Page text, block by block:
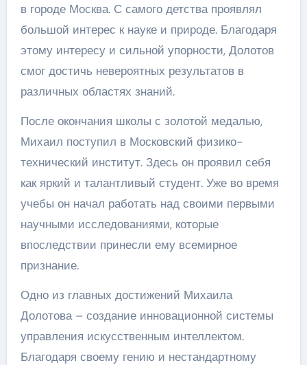
в городе Москва. С самого детства проявлял
большой интерес к науке и природе. Благодаря
этому интересу и сильной упорности, Долотов
смог достичь невероятных результатов в
различных областях знаний.
После окончания школы с золотой медалью,
Михаил поступил в Московский физико-
технический институт. Здесь он проявил себя
как яркий и талантливый студент. Уже во время
учебы он начал работать над своими первыми
научными исследованиями, которые
впоследствии принесли ему всемирное
признание.
Одно из главных достижений Михаила
Долотова – создание инновационной системы
управления искусственным интеллектом.
Благодаря своему гению и нестандартному